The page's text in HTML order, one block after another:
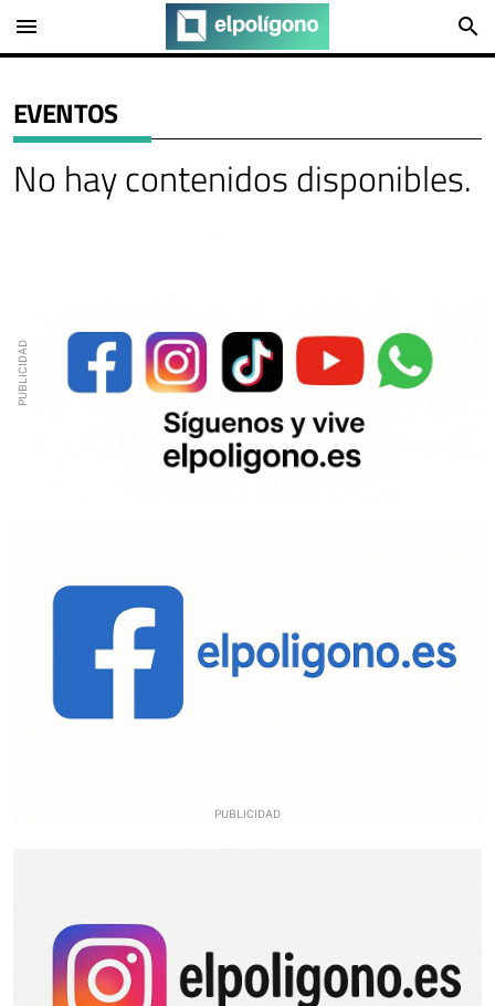
menu search
EVENTOS
No hay contenidos disponibles.